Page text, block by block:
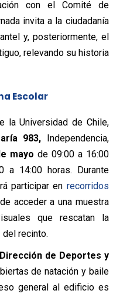
con el Comité de
invita a la ciudadanía
y, posteriormente, el
relevando su historia
Escolar
la Universidad de Chile,
983, Independencia,
mayo de 09:00 a 16:00
a 14:00 horas. Durante
participar en recorridos
acceder a una muestra
que rescatan la
recinto.
Dirección de Deportes y
de natación y baile
general al edificio es